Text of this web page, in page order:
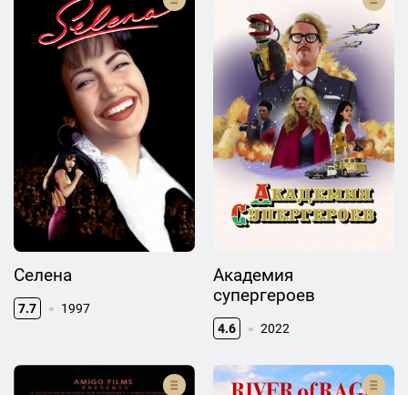
Селена
7.7 1997
Академия
супергероев
4.6 2022